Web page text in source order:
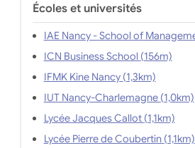
Écoles et universités
ICN Business School (156m)
IFMK Kine Nancy (1,3km)
IUT Nancy-Charlemagne (1,0km)
Lycée Jacques Callot (1,1km)
Lycée Pierre de Coubertin (1,1km)